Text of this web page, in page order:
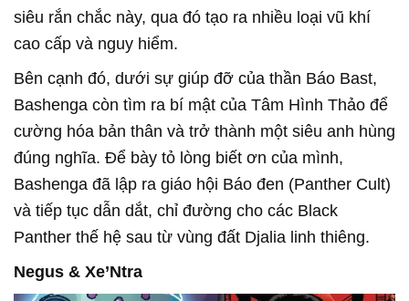
siêu rắn chắc này, qua đó tạo ra nhiều loại vũ khí
cao cấp và nguy hiểm.
Bên cạnh đó, dưới sự giúp đỡ của thần Báo Bast,
Bashenga còn tìm ra bí mật của Tâm Hình Thảo để
cường hóa bản thân và trở thành một siêu anh hùng
đúng nghĩa. Để bày tỏ lòng biết ơn của mình,
Bashenga đã lập ra giáo hội Báo đen (Panther Cult)
và tiếp tục dẫn dắt, chỉ đường cho các Black
Panther thế hệ sau từ vùng đất Djalia linh thiêng.
Negus & Xe’Ntra